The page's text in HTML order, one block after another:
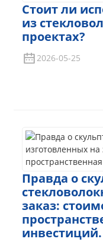
Стоит ли
из
проектах?
2026-05-25
Правда о
заказ:
инвестиций.